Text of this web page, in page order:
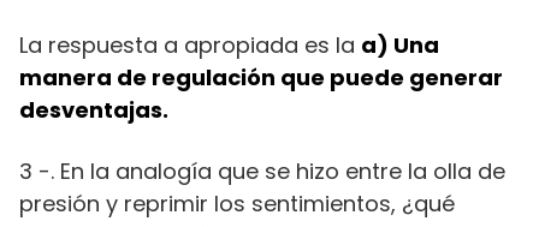
La respuesta a apropiada es la a) Una
manera de regulación que puede generar
desventajas.
3 -. En la analogía que se hizo entre la olla de
presión y reprimir los sentimientos, ¿qué